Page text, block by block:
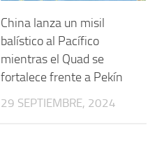
China lanza un misil
balístico al Pacífico
mientras el Quad se
fortalece frente a Pekín
29 SEPTIEMBRE, 2024